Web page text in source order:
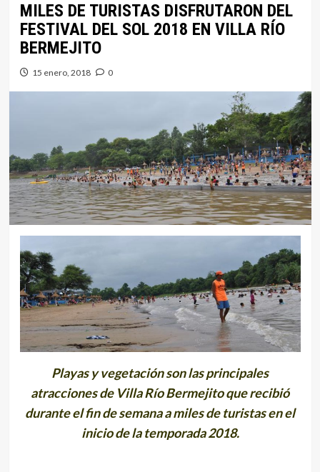
MILES DE TURISTAS DISFRUTARON DEL
FESTIVAL DEL SOL 2018 EN VILLA RÍO
BERMEJITO
15 enero, 2018 0
Playas y vegetación son las principales
atracciones de Villa Río Bermejito que recibió
durante el fin de semana a miles de turistas en el
inicio de la temporada 2018.